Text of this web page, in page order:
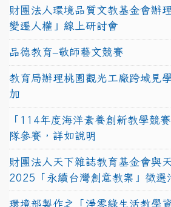
財團法人環境品質文教基金會辦
變遷人權」線上研討會
品德教育–敬師藝文競賽
教育局辦理桃園觀光工廠跨域見
加
「114年度海洋素養創新教學競
隊參賽，詳如說明
財團法人天下雜誌教育基金會與
2025「永續台灣創意教案」徵選
環境部製作之「淨零綠生活教學